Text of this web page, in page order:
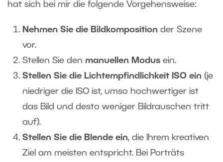
hat sich bei mir die folgende Vorgehensweise:
Nehmen Sie die Bildkomposition der Szene
vor.
Stellen Sie den manuellen Modus ein.
Stellen Sie die Lichtempfindlichkeit ISO ein (je
niedriger die ISO ist, umso hochwertiger ist
das Bild und desto weniger Bildrauschen tritt
auf).
Stellen Sie die Blende ein, die Ihrem kreativen
Ziel am meisten entspricht. Bei Porträts